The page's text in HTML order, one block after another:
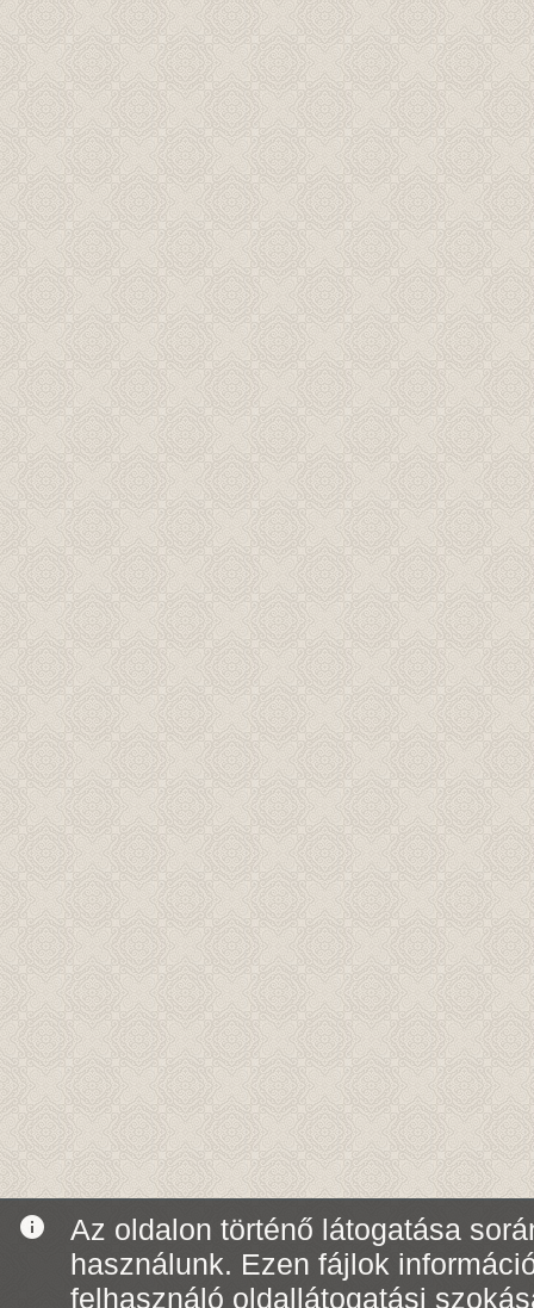
info
Az oldalon történő látogatása
használunk. Ezen fájlok
felhasználó oldallátogatási